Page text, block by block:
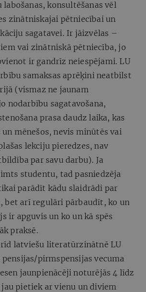
labošanas, konsultēšanas vēl
zinātniskajai pētniecībai un
sagatavei. Ir jāizvēlas –
vai zinātniskā pētniecība, jo
ir gandrīz neiespējami. LU
samaksas aprēķini neatbilst
(vismaz ne jaunam
nodarbību sagatavošana,
prasa daudz laika, kas
mēnešos, nevis minūtēs vai
lekciju pieredzes, nav
par savu darbu). Ja
studentu, tad pasniedzēja
parādīt kādu slaidrādi par
bet arī regulāri pārbaudīt, ko un
ir apguvis un ko un kā spēs
praksē.
latviešu literatūrzinātnē LU
pirmspensijas vecuma
jaunpienācēji noturējās 4 līdz
jau pietiek ar vienu un diviem